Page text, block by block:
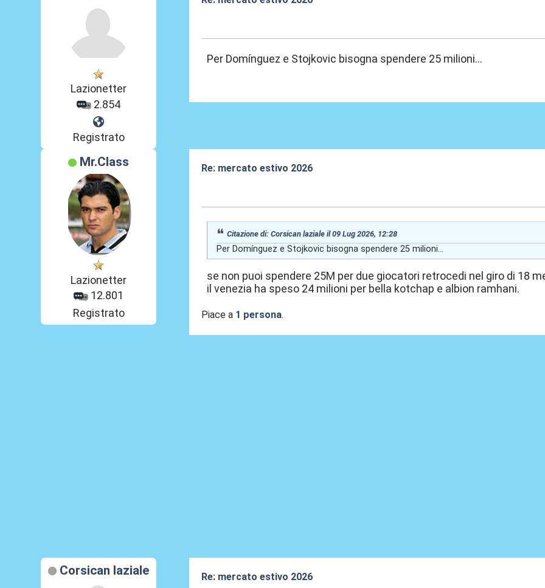
Lazionetter
2.854
Registrato
Per Domínguez e Stojkovic bisogna spendere 25 milioni...
Mr.Class
Lazionetter
12.801
Registrato
Re: mercato estivo 2026
Citazione di: Corsican laziale il 09 Lug 2026, 12:28
Per Domínguez e Stojkovic bisogna spendere 25 milioni...
se non puoi spendere 25M per due giocatori retrocedi nel giro di 18
il venezia ha speso 24 milioni per bella kotchap e albion ramhani.
Piace a 1 persona.
Corsican laziale
Re: mercato estivo 2026